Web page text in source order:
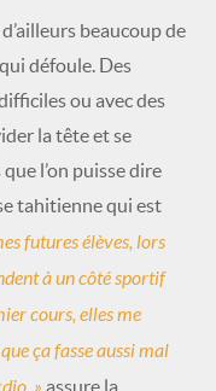
beaucoup de
défoule. Des
ou avec des
la tête et se
l’on puisse dire
tahitienne qui est
futures élèves, lors
à un côté sportif
cours, elles me
ça fasse aussi mal
» assure la